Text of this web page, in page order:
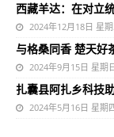
西藏羊达：在对立
2024年12月18日 星
与格桑同香 楚天好
2024年9月15日 星期
扎囊县阿扎乡科技
2024年5月16日 星期